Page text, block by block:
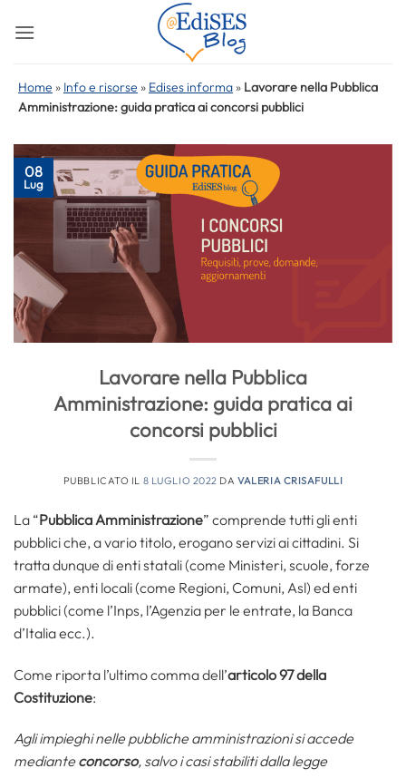
Home » Info e risorse » Edises informa » Lavorare nella Pubblica
Amministrazione: guida pratica ai concorsi pubblici
08
Lug
Lavorare nella Pubblica
Amministrazione: guida pratica ai
concorsi pubblici
PUBBLICATO IL 8 LUGLIO 2022 DAVALERIA CRISAFULLI
La “Pubblica Amministrazione” comprende tutti gli enti
pubblici che, a vario titolo, erogano servizi ai cittadini. Si
tratta dunque di enti statali (come Ministeri, scuole, forze
armate), enti locali (come Regioni, Comuni, Asl) ed enti
pubblici (come l’Inps, l’Agenzia per le entrate, la Banca
d’Italia ecc.).
Come riporta l’ultimo comma dell’articolo 97 della
Costituzione:
Agli impieghi nelle pubbliche amministrazioni si accede
medianteconcorso, salvo i casi stabiliti dalla legge